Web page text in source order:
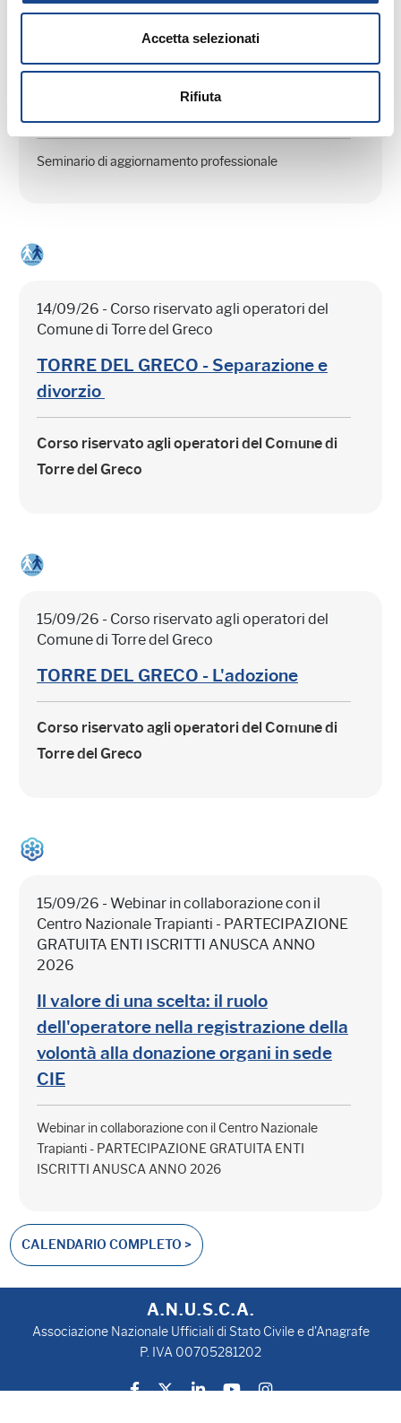
Accetta selezionati
Rifiuta
03/09/26 - Seminario di aggiornamento
CASTEL SAN PIETRO TERME (BO) -
La cittadinanza italiana dopo la legge
Seminario di aggiornamento professionale
14/09/26 - Corso riservato agli operatori del
Comune di Torre del Greco
TORRE DEL GRECO - Separazione e
divorzio
Corso riservato agli operatori del Comune di
Torre del Greco
15/09/26 - Corso riservato agli operatori del
Comune di Torre del Greco
TORRE DEL GRECO - L'adozione
Corso riservato agli operatori del Comune di
Torre del Greco
15/09/26 - Webinar in collaborazione con il
Centro Nazionale Trapianti - PARTECIPAZIONE
GRATUITA ENTI ISCRITTI ANUSCA ANNO
2026
Il valore di una scelta: il ruolo
dell'operatore nella registrazione della
volontà alla donazione organi in sede
CIE
Webinar in collaborazione con il Centro Nazionale
Trapianti - PARTECIPAZIONE GRATUITA ENTI
ISCRITTI ANUSCA ANNO 2026
CALENDARIO COMPLETO >
A.N.U.S.C.A.
Associazione Nazionale Ufficiali di Stato Civile e d'Anagrafe
P. IVA 00705281202